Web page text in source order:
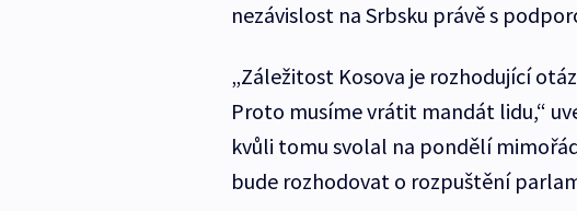
nezávislost na Srbsku právě s
„Záležitost Kosova je rozhodující
Proto musíme vrátit mandát lidu,“
kvůli tomu svolal na pondělí
bude rozhodovat o rozpuštění